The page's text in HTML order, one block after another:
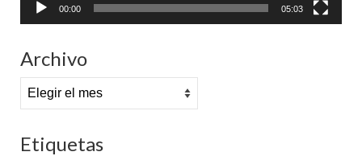
00:00 05:03
Archivo
Archivo
Etiquetas